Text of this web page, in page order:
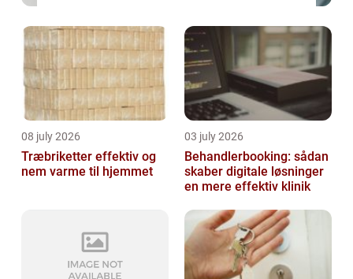
08 july 2026
Træbriketter effektiv og
nem varme til hjemmet
03 july 2026
Behandlerbooking: sådan
skaber digitale løsninger
en mere effektiv klinik